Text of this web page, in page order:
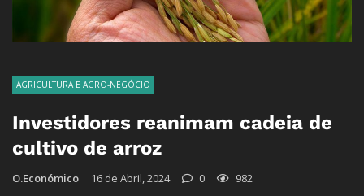
AGRICULTURA E AGRO-NEGÓCIO
Investidores reanimam cadeia de
cultivo de arroz
O.Económico 16 de Abril, 2024 0 982